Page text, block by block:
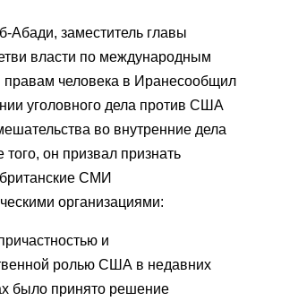
Абади, заместитель главы
власти по международным
правам человека в Иранесообщил
уголовного дела против США
во внутренние дела
он призвал признать
СМИ
организациями:
и
ролью США в недавних
было принято решение